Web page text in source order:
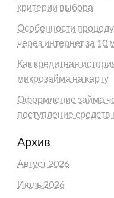
критерии выбора
Особенности
через интернет за 10
Как кредитная
микрозайма на карту
Оформление займа
поступление средств
Архив
Август 2026
Июль 2026